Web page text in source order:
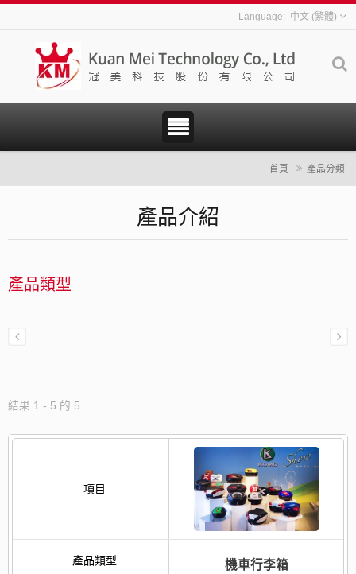
中文 (繁體)
首頁 產品分類
產品介紹
產品類型
結果 1 - 5 的 5
機車行李箱